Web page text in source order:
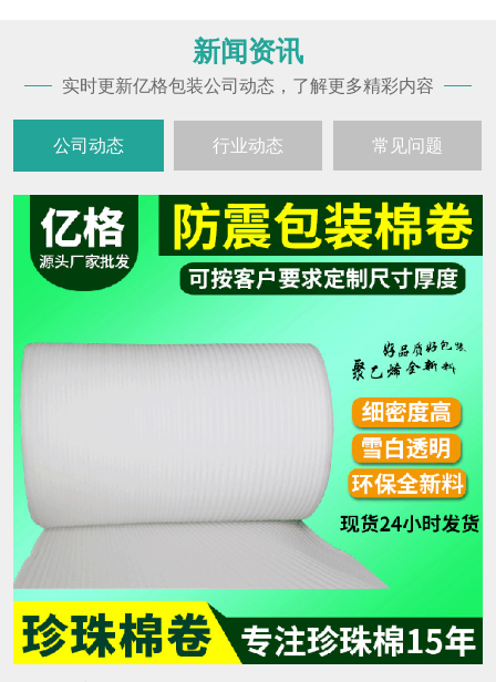
新闻资讯
实时更新亿格包装公司动态，了解更多精彩内容
公司动态 行业动态 常见问题